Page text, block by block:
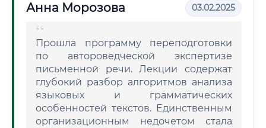
Анна Морозова 03.02.2025
Прошла программу переподготовки
по автороведческой экспертизе
письменной речи. Лекции содержат
глубокий разбор алгоритмов анализа
языковых и грамматических
особенностей текстов. Единственным
организационным недочетом стала